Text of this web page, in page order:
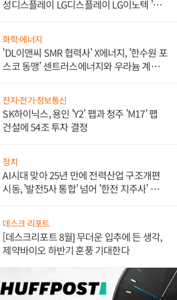
성디스플레이 LG디스플레이 LG이노텍 '탈
화학·에너지
'DL이앤씨 SMR 협력사' X에너지, '한수원 포
스코 동맹' 센트러스에너지와 우라늄 계약
전자·전기·정보통신
SK하이닉스, 용인 'Y2' 팹과 청주 'M17' 팹
건설에 54조 투자 결정
정치
AI시대 맞아 25년 만에 전력산업 구조개편
시동, '발전5사 통합' 넘어 '한전 지주사' 재편
데스크 리포트
[데스크리포트 8월] 무더운 입추에 든 생각,
제약바이오 하반기 훈풍 기대한다